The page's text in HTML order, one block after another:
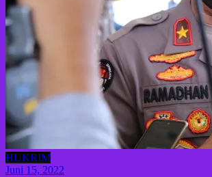
HUKRIM
Juni 15, 2022